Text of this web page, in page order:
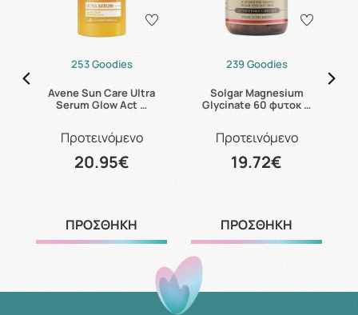
253 Goodies
Avene Sun Care Ultra
Serum Glow Act …
Προτεινόμενο
20.95€
ΠΡΟΣΘΗΚΗ
239 Goodies
Solgar Magnesium
Glycinate 60 φυτοκ …
Προτεινόμενο
19.72€
ΠΡΟΣΘΗΚΗ